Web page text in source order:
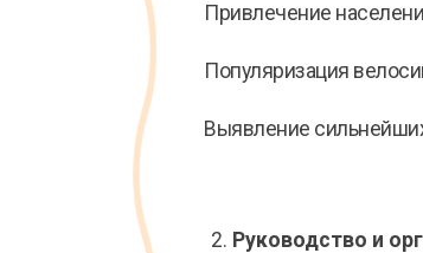
Привлечение
Популяризация
Выявление
Руководство и